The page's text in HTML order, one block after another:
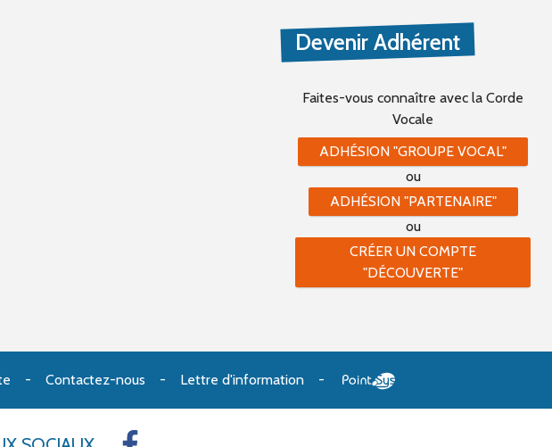
Devenir Adhérent
Faites-vous connaître avec la Corde
Vocale
ADHÉSION "GROUPE VOCAL"
ou
ADHÉSION "PARTENAIRE"
ou
CRÉER UN COMPTE
"DÉCOUVERTE"
Contactez-nous Lettre d'information